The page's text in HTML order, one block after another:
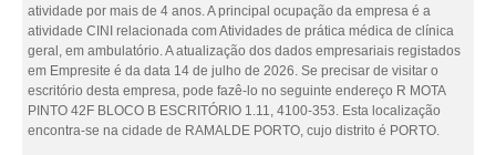
atividade por mais de 4 anos. A principal ocupação da empresa é a
atividade CINI relacionada com Atividades de prática médica de clínica
geral, em ambulatório. A atualização dos dados empresariais registados
em Empresite é da data 14 de julho de 2026. Se precisar de visitar o
escritório desta empresa, pode fazê-lo no seguinte endereço R MOTA
PINTO 42F BLOCO B ESCRITÓRIO 1.11, 4100-353. Esta localização
encontra-se na cidade de RAMALDE PORTO, cujo distrito é PORTO.